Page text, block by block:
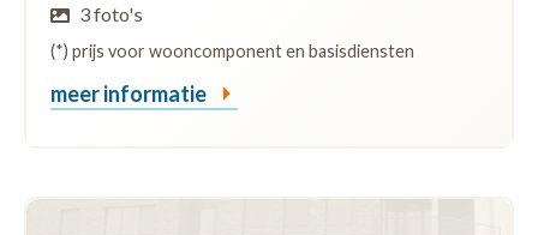
3 foto's
(*) prijs voor wooncomponent en basisdiensten
meer informatie